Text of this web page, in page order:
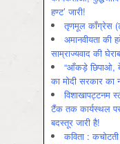
हण्ट’ जारी!
तृणमूल काँग्रेस
अमानवीयता की
साम्राज्यवाद की
“आँकड़े छिपाओ,
का मोदी सरकार का
विशाखापट्टनम
टैंक तक कार्यस्थल
बदस्तूर जारी है!
कविता :